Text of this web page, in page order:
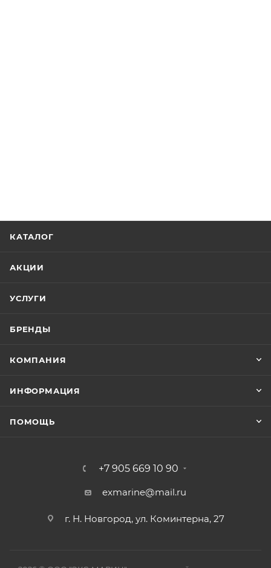
КАТАЛОГ
АКЦИИ
УСЛУГИ
БРЕНДЫ
КОМПАНИЯ
ИНФОРМАЦИЯ
ПОМОЩЬ
+7 905 669 10 90
exmarine@mail.ru
г. Н. Новгород, ул. Коминтерна, 27